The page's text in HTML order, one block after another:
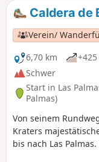
vor den Dornen,
Kaktusfeigen zu
Caldera de
Verein/
6,70 km
Schwer
Start in Las
Palmas)
Von seinem
Kraters
bis nach Las